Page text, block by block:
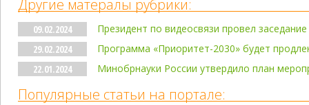
Другие матералы рубрики:
09.02.2024
Президент по видеосвязи провел
29.02.2024
Программа «Приоритет-2030» будет
22.01.2024
Минобрнауки России утвердило план
Популярные статьи на портале: